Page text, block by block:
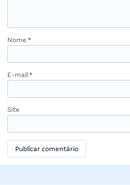
Nome *
E-mail *
Site